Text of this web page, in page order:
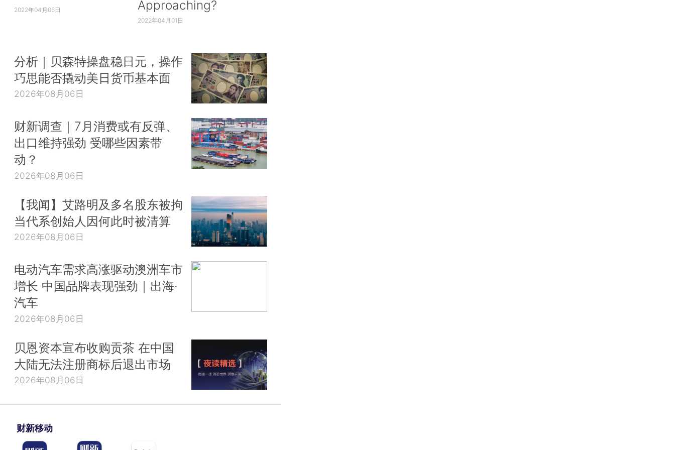
2022年04月06日
Approaching?
2022年04月01日
分析｜贝森特操盘稳日元，操作
巧思能否撬动美日货币基本面
2026年08月06日
财新调查｜7月消费或有反弹、
出口维持强劲 受哪些因素带
动？
2026年08月06日
【我闻】艾路明及多名股东被拘
当代系创始人因何此时被清算
2026年08月06日
电动汽车需求高涨驱动澳洲车市
增长 中国品牌表现强劲｜出海·
汽车
2026年08月06日
贝恩资本宣布收购贡茶 在中国
大陆无法注册商标后退出市场
2026年08月06日
财新移动